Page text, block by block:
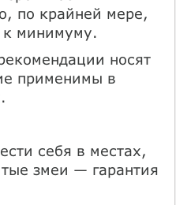
по крайней мере,
к минимуму.
носят
применимы в
себя в местах,
змеи — гарантия